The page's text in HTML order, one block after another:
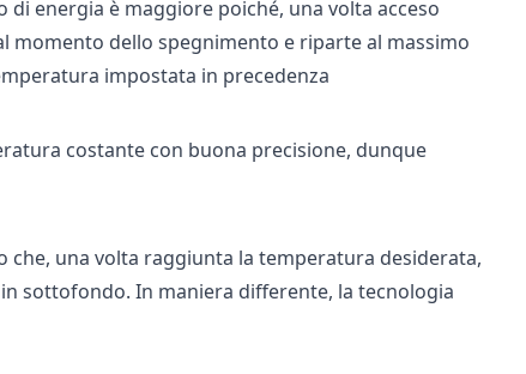
energia è maggiore poiché, una volta acceso
momento dello spegnimento e riparte al massimo
impostata in precedenza
costante con buona precisione, dunque
una volta raggiunta la temperatura desiderata,
sottofondo. In maniera differente, la tecnologia